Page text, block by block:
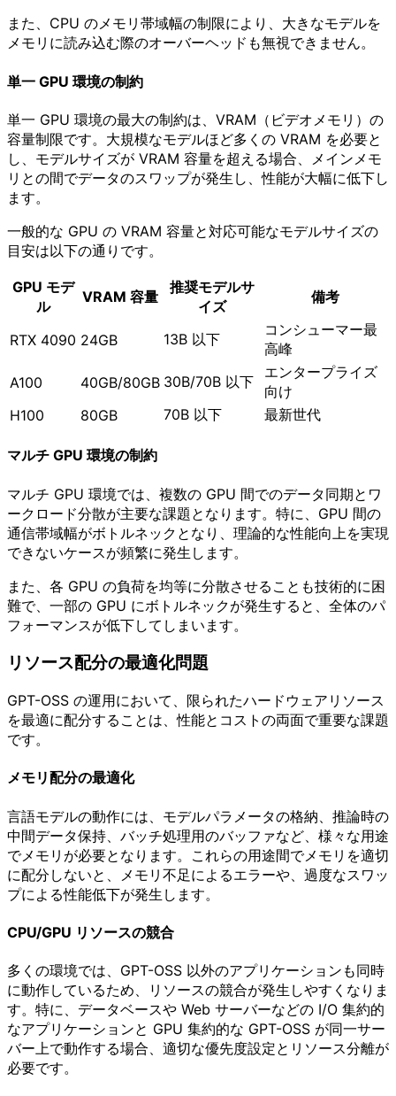
また、CPU のメモリ帯域幅の制限により、大きなモデルを
メモリに読み込む際のオーバーヘッドも無視できません。
単一 GPU 環境の制約
単一 GPU 環境の最大の制約は、VRAM（ビデオメモリ）の
容量制限です。大規模なモデルほど多くの VRAM を必要と
し、モデルサイズが VRAM 容量を超える場合、メインメモ
リとの間でデータのスワップが発生し、性能が大幅に低下し
ます。
一般的な GPU の VRAM 容量と対応可能なモデルサイズの
目安は以下の通りです。
GPU モデ
ル
VRAM 容量
推奨モデルサ
イズ
備考
RTX 4090 24GB 13B 以下
コンシューマー最
高峰
A100
40GB/80GB 30B/70B 以下
エンタープライズ
向け
H100
80GB 70B 以下 最新世代
マルチ GPU 環境の制約
マルチ GPU 環境では、複数の GPU 間でのデータ同期とワ
ークロード分散が主要な課題となります。特に、GPU 間の
通信帯域幅がボトルネックとなり、理論的な性能向上を実現
できないケースが頻繁に発生します。
また、各 GPU の負荷を均等に分散させることも技術的に困
難で、一部の GPU にボトルネックが発生すると、全体のパ
フォーマンスが低下してしまいます。
リソース配分の最適化問題
GPT-OSS の運用において、限られたハードウェアリソース
を最適に配分することは、性能とコストの両面で重要な課題
です。
メモリ配分の最適化
言語モデルの動作には、モデルパラメータの格納、推論時の
中間データ保持、バッチ処理用のバッファなど、様々な用途
でメモリが必要となります。これらの用途間でメモリを適切
に配分しないと、メモリ不足によるエラーや、過度なスワッ
プによる性能低下が発生します。
CPU/GPU リソースの競合
多くの環境では、GPT-OSS 以外のアプリケーションも同時
に動作しているため、リソースの競合が発生しやすくなりま
す。特に、データベースや Web サーバーなどの I/O 集約的
なアプリケーションと GPU 集約的な GPT-OSS が同一サー
バー上で動作する場合、適切な優先度設定とリソース分離が
必要です。